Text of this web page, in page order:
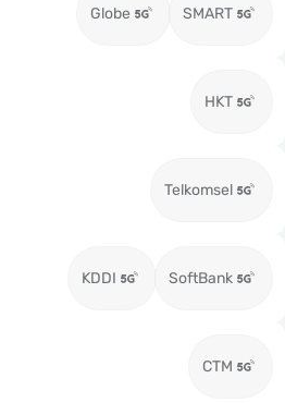
Globe SMART
HKT
Telkomsel
KDDI SoftBank
CTM